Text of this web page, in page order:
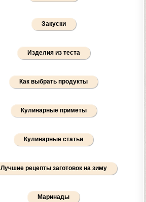
Закуски
Изделия из теста
Как выбрать продукты
Кулинарные приметы
Кулинарные статьи
Лучшие рецепты заготовок на зиму
Маринады